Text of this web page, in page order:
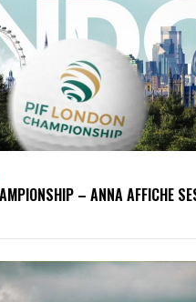
– ANNA AFFICHE